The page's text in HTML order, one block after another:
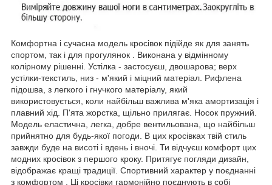
Комфортна і сучасна модель кросівок підійде як для занять
спортом, так і для прогулянок . Виконана у відмінному
колірному рішенні. Устілка - застосуєш, двошарова; верх
устілки-текстиль, низ - м'який і міцний матеріал. Рифлена
підошва, з легкого і гнучкого матеріалу, який
використовується, коли найбільш важлива м'яка амортизація і
плавний хід. П'ята жорстка, щільно прилягає. Носок пружний.
Модель еластична, легка, добре вентильована, що найбільш
прийнятно для будь-якої погоди. В цих кросівках твій стиль
завжди буде на висоті і вдень і вночі. Ти відчуєш комфорт цих
модних кросівок з першого кроку. Притягує погляди дизайн,
відображає кращі традиції. Спортивний характер у поєднанні
з комфортом . Ці кросівки гармонійно поєднують в собі